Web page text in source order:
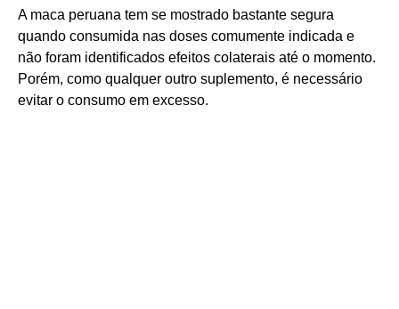
A maca peruana tem se mostrado bastante segura
quando consumida nas doses comumente indicada e
não foram identificados efeitos colaterais até o momento.
Porém, como qualquer outro suplemento, é necessário
evitar o consumo em excesso.